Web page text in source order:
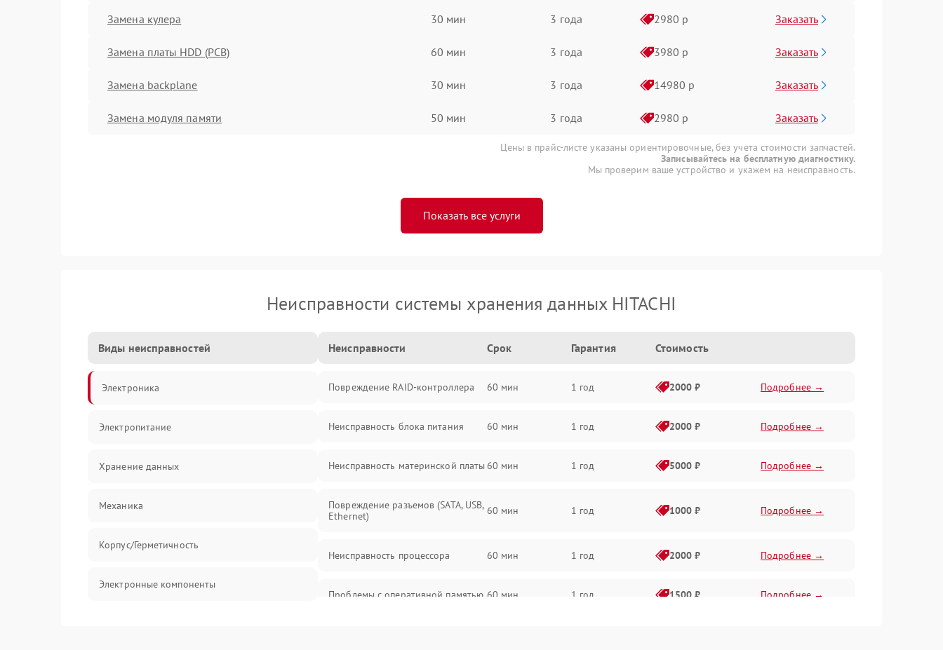
Замена кулера 30 мин 3 года 2980 р Заказать
Замена платы HDD (PCB) 60 мин 3 года 3980 р Заказать
Замена backplane 30 мин 3 года 14980 р Заказать
Замена модуля памяти 50 мин 3 года 2980 р Заказать
Цены в прайс-листе указаны ориентировочные, без учета стоимости запчастей.
Записывайтесь на бесплатную диагностику.
Мы проверим ваше устройство и укажем на неисправность.
Показать все услуги
Неисправности системы хранения данных HITACHI
Виды неисправностей
Электроника
Электропитание
Хранение данных
Механика
Корпус/Герметичность
Электронные компоненты
Неисправности Срок Гарантия Стоимость
Повреждение RAID-контроллера 60 мин 1 год 2000 ₽ Подробнее →
Неисправность блока питания 60 мин 1 год 2000 ₽ Подробнее →
Неисправность материнской платы 60 мин 1 год 5000 ₽ Подробнее →
Повреждение разъемов (SATA, USB,
Ethernet)
60 мин 1 год 1000 ₽ Подробнее →
Неисправность процессора 60 мин 1 год 2000 ₽ Подробнее →
Проблемы с оперативной памятью 60 мин 1 год 1500 ₽ Подробнее →